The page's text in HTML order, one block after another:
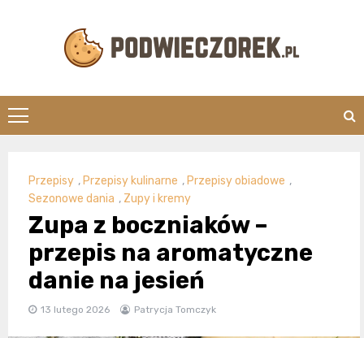
Przepisy , Przepisy kulinarne , Przepisy obiadowe ,
Sezonowe dania , Zupy i kremy
Zupa z boczniaków –
przepis na aromatyczne
danie na jesień
13 lutego 2026 Patrycja Tomczyk